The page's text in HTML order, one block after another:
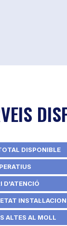
DISPONIBLE
D'ATENCIÓ
ALTES AL MOLL